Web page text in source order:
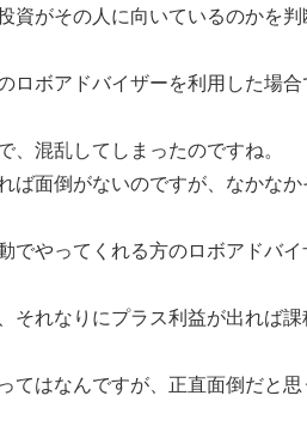
資がその人に向いているのかを
ロボアドバイザーを利用した場
、混乱してしまったのですね。
ば面倒がないのですが、なかなか
でやってくれる方のロボアドバ
それなりにプラス利益が出れば課
てはなんですが、正直面倒だと